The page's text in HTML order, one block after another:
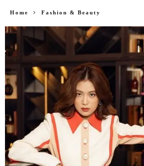
Home Fashion & Beauty